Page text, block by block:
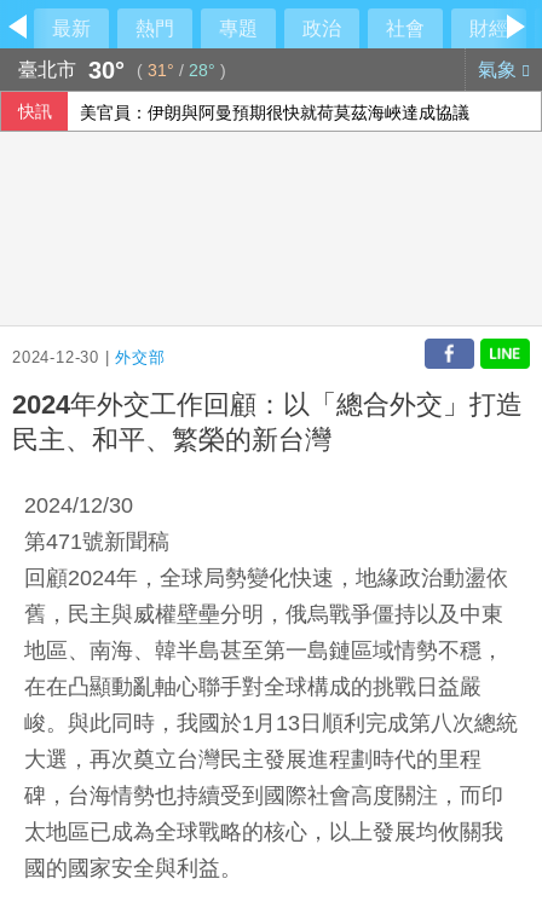
最新 熱門 專題 政治 社會
財經
臺北市 30° ( 31° / 28° ) 氣象
快訊 美官員：伊朗與阿曼預期很快就荷莫茲海峽達成協議
2024-12-30 |外交部
2024年外交工作回顧：以「總合外交」打造
民主、和平、繁榮的新台灣
2024/12/30
第471號新聞稿
回顧2024年，全球局勢變化快速，地緣政治動盪依
舊，民主與威權壁壘分明，俄烏戰爭僵持以及中東
地區、南海、韓半島甚至第一島鏈區域情勢不穩，
在在凸顯動亂軸心聯手對全球構成的挑戰日益嚴
峻。與此同時，我國於1月13日順利完成第八次總統
大選，再次奠立台灣民主發展進程劃時代的里程
碑，台海情勢也持續受到國際社會高度關注，而印
太地區已成為全球戰略的核心，以上發展均攸關我
國的國家安全與利益。